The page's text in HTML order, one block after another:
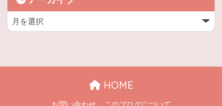
HOME